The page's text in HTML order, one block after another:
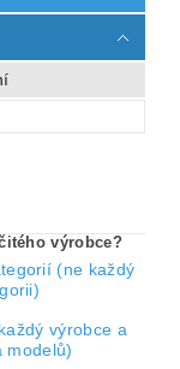
výrobce?
(ne každý
výrobce a
modelů)